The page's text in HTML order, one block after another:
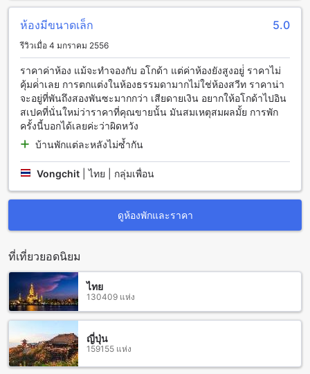
ตกแต่งทรงผมได้อย่างสะดวกสบาย ในห้องพักยังมีโทรทัศน์เพื่อให้
คุณสามารถรับชมความบันเทิงต่างๆได้ นอกจากนี้ยังมีมินิบาร์ใน
ได้ที่พักของคุณ นอกจากนี้ยังมีระเบียงหรือระเบียงที่มีวิวที่สวยงาม
เพื่อให้คุณสามารถนั่งพักผ่อนและชมวิวได้อย่างสะดวกสบาย ใน
ห้องพักยังมีตู้เย็นเพื่อให้คุณเก็บเกี่ยวอาหารหรือเครื่องดื่มเพื่อความ
สะดวกสบายของคุณ
สิ่งอำนวยความสะดวกการรับประทานอาหารที่ ภลูเมเรีย วิลลา
แอนด์ ไฮด์อเวย์
ภลูเมเรีย วิลลา แอนด์ ไฮด์อเวย์ มีห้องอาหารที่ให้บริการอาหาร
ไทยและอาหารตะวันตก ที่นี่คุณสามารถสัมผัสกับรสชาติอาหาร
สวยงามและมีบรรยากาศอบอุ่น ทำให้คุณสามารถรับประทาน
อาหารไปพร้อมกับการชมวิวทิวทัศน์ที่งดงามได้อย่างสบายใจ
นอกจากนี้ยังมีบริการห้องอาหารแบบส่วนตัวให้คุณสามารถสัมผัส
ด้วย
ห้องพักที่ภลูเมเรีย วิลลา แอนด์ ไฮด์อเวย์
ภลูเมเรีย วิลลา แอนด์ ไฮด์อเวย์ มีห้องพักให้เลือกหลากหลายรูป
เตียงเดียวสองเตียงเดียวหรือเตียงคู่เพื่อให้คุณได้เลือกตามความ
ต้องการของคุณ ห้อง Superior ขนาด 24 ตารางเมตรมีเตียงควีน
เบด และห้อง Villa ขนาด 38 ตารางเมตรมีเตียงเดียวสองเตียง
ห้องมีขนาดเล็ก 5.0
รีวิวเมื่อ 4 มกราคม 2556
ราคาค่าห้อง แม้จะทำจองกับ อโกด้า แต่ค่าห้องยังสูงอยู่่ ราคาไม่
คุ้มค่่าเลย การตกแต่งในห้องธรรมดามากไม่ใช่ห้องสวีท ราคาน่า
จะอยู่ที่พันถึงสองพันซะมากกว่า เสียดายเงิน อยากให้อโกด้าไปอิน
สเปคที่นั่นใหม่ว่าราคาที่คุณขายนั้น มันสมเหตุสมผลมั้ย การพัก
ครั้งนี้บอกได้เลยค่ะว่าผิดหวัง
บ้านพักแต่ละหลังไม่ซ้ำกัน
Vongchit |ไทย | กลุ่มเพื่อน
ดูห้องพักและราคา
ที่เที่ยวยอดนิยม
ไทย
130409 แห่ง
ญี่ปุ่น
159155 แห่ง